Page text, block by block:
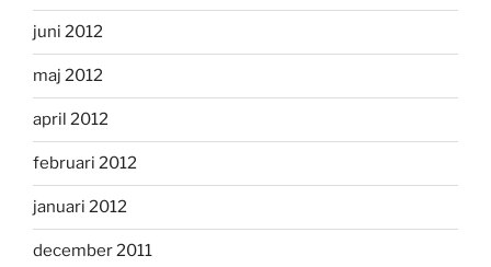
juni 2012
maj 2012
april 2012
februari 2012
januari 2012
december 2011